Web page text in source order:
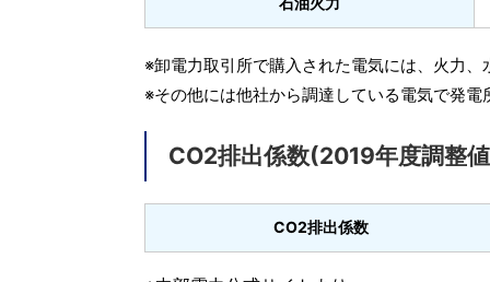
※卸電力取引所で購入された電気には、火力、
※その他には他社から調達している電気で発電
CO2排出係数(2019年度調整
CO2排出係数